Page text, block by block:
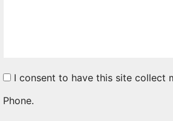
I consent to have this site collect
Phone.